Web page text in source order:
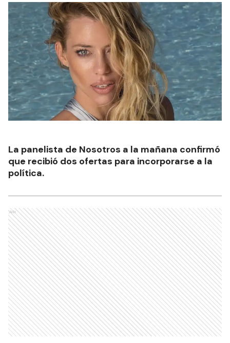
La panelista de Nosotros a la mañana confirmó
que recibió dos ofertas para incorporarse a la
política.
Ads